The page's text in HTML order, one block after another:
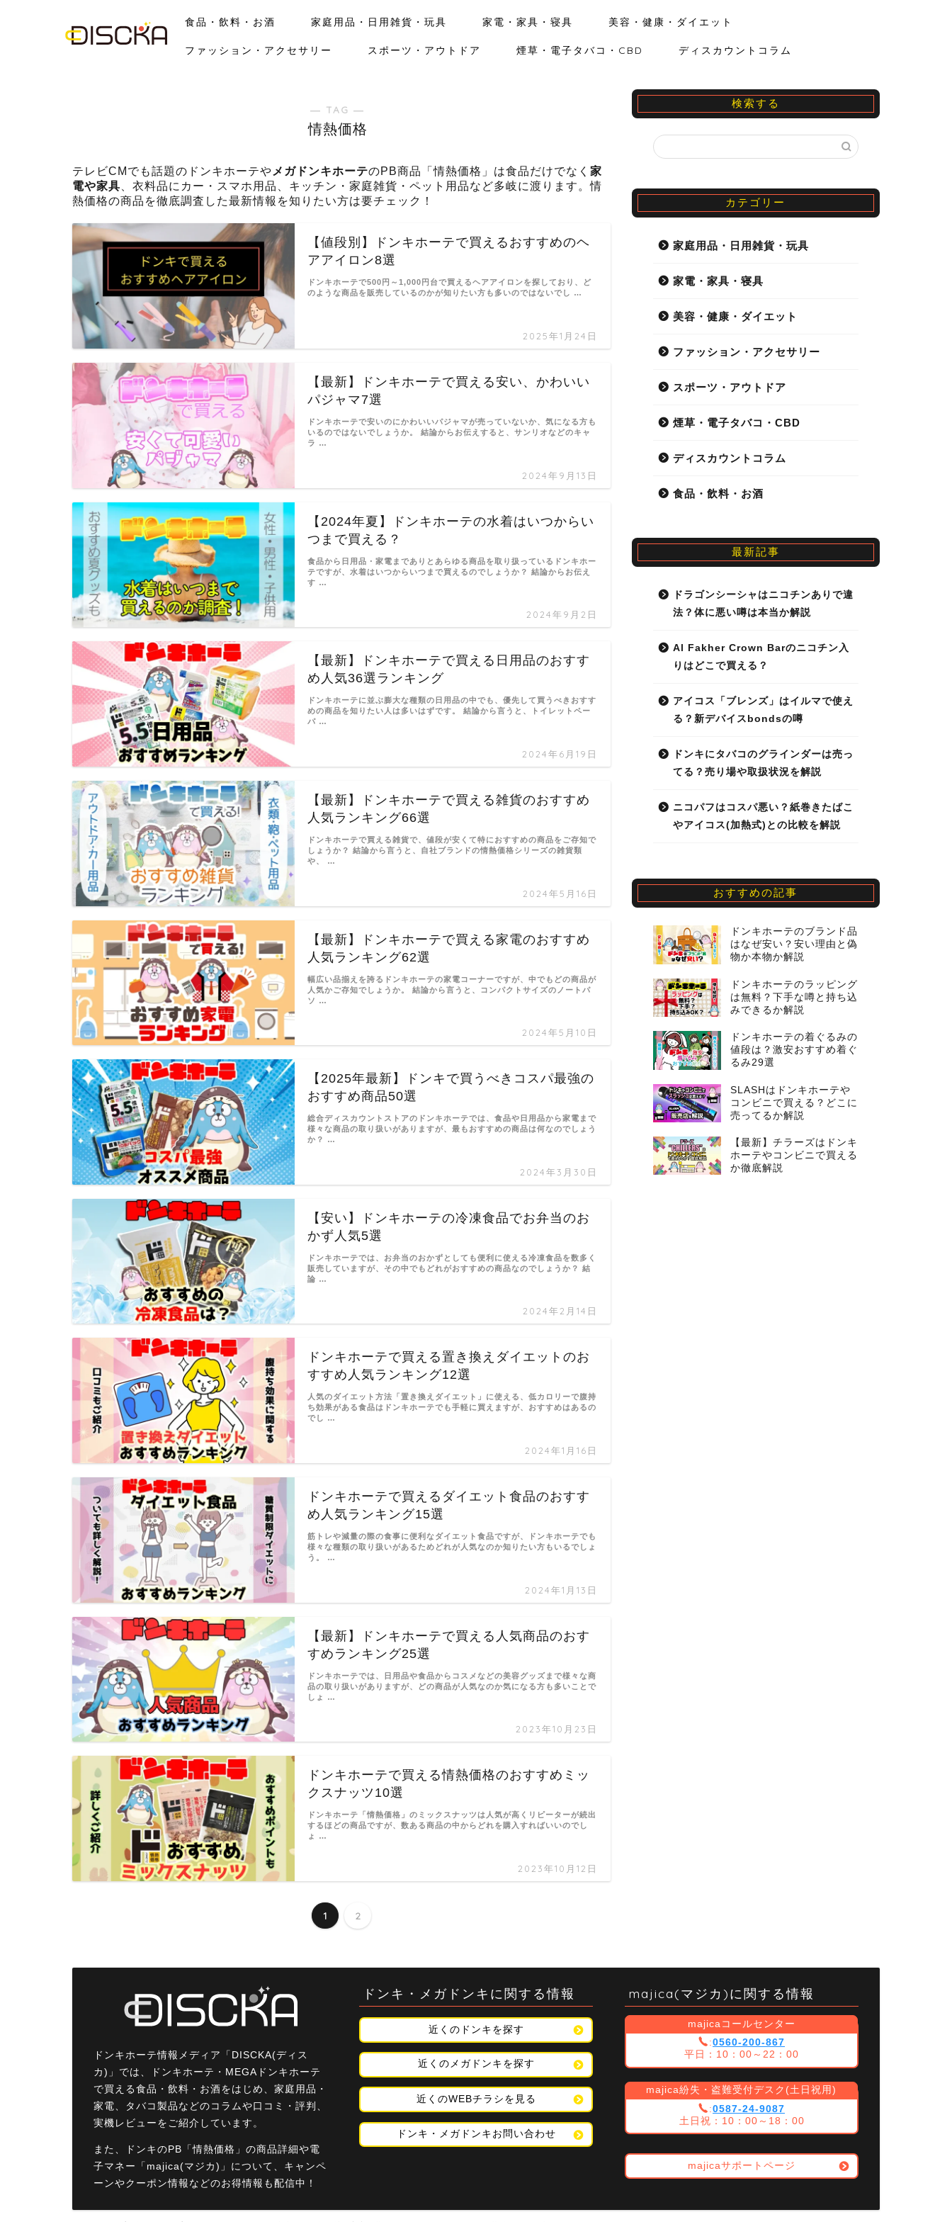
食品・飲料・お酒 家庭用品・日用雑貨・玩具 家電・家具・寝具 美容・健康・ダイエット
ファッション・アクセサリー スポーツ・アウトドア 煙草・電子タバコ・CBD ディスカウントコラム
― TAG ―
情熱価格
テレビCMでも話題のドンキホーテやメガドンキホーテのPB商品「情熱価格」は食品だけでなく 家
電や家具、衣料品にカー・スマホ用品、キッチン・家庭雑貨・ペット用品など多岐に渡ります。情
熱価格の商品を徹底調査した最新情報を知りたい方は要チェック！
【値段別】ドンキホーテで買えるおすすめのヘ
アアイロン8選
2025年1月24日
ドンキホーテで500円～1,000円台で買えるヘアアイロンを探しており、ど
のような商品を販売しているのかが知りたい方も多いのではないでし …
【最新】ドンキホーテで買える安い、かわいい
パジャマ7選
2024年9月13日
ドンキホーテで安いのにかわいいパジャマが売っていないか、気になる方も
いるのではないでしょうか。 結論からお伝えすると、サンリオなどのキャ
ラ …
【2024年夏】ドンキホーテの水着はいつからい
つまで買える？
2024年9月2日
食品から日用品・家電までありとあらゆる商品を取り扱っているドンキホー
テですが、水着はいつからいつまで買えるのでしょうか？ 結論からお伝え
す …
【最新】ドンキホーテで買える日用品のおすす
め人気36選ランキング
2024年6月19日
ドンキホーテに並ぶ膨大な種類の日用品の中でも、優先して買うべきおすす
めの商品を知りたい人は多いはずです。 結論から言うと、トイレットペー
パ …
【最新】ドンキホーテで買える雑貨のおすすめ
人気ランキング66選
2024年5月16日
ドンキホーテで買える雑貨で、値段が安くて特におすすめの商品をご存知で
しょうか？ 結論から言うと、自社ブランドの情熱価格シリーズの雑貨類
や、 …
【最新】ドンキホーテで買える家電のおすすめ
人気ランキング62選
2024年5月10日
幅広い品揃えを誇るドンキホーテの家電コーナーですが、中でもどの商品が
人気かご存知でしょうか。 結論から言うと、コンパクトサイズのノートパ
ソ …
【2025年最新】ドンキで買うべきコスパ最強の
おすすめ商品50選
2024年3月30日
総合ディスカウントストアのドンキホーテでは、食品や日用品から家電まで
様々な商品の取り扱いがありますが、最もおすすめの商品は何なのでしょう
か？ …
【安い】ドンキホーテの冷凍食品でお弁当のお
かず人気5選
2024年2月14日
ドンキホーテでは、お弁当のおかずとしても便利に使える冷凍食品を数多く
販売していますが、その中でもどれがおすすめの商品なのでしょうか？ 結
論 …
ドンキホーテで買える置き換えダイエットのお
すすめ人気ランキング12選
2024年1月16日
人気のダイエット方法「置き換えダイエット」に使える、低カロリーで腹持
ち効果がある食品はドンキホーテでも手軽に買えますが、おすすめはあるの
でし …
ドンキホーテで買えるダイエット食品のおすす
め人気ランキング15選
2024年1月13日
筋トレや減量の際の食事に便利なダイエット食品ですが、ドンキホーテでも
様々な種類の取り扱いがあるためどれが人気なのか知りたい方もいるでしょ
う。 …
【最新】ドンキホーテで買える人気商品のおす
すめランキング25選
2023年10月23日
ドンキホーテでは、日用品や食品からコスメなどの美容グッズまで様々な商
品の取り扱いがありますが、どの商品が人気なのか気になる方も多いことで
しょ …
ドンキホーテで買える情熱価格のおすすめミッ
クスナッツ10選
2023年10月12日
ドンキホーテ「情熱価格」のミックスナッツは人気が高くリピーターが続出
するほどの商品ですが、数ある商品の中からどれを購入すればいいのでし
ょ …
1 2
検索する
カテゴリー
家庭用品・日用雑貨・玩具
家電・家具・寝具
美容・健康・ダイエット
ファッション・アクセサリー
スポーツ・アウトドア
煙草・電子タバコ・CBD
ディスカウントコラム
食品・飲料・お酒
最新記事
ドラゴンシーシャはニコチンありで違
法？体に悪い噂は本当か解説
Al Fakher Crown Barのニコチン入
りはどこで買える？
アイコス「ブレンズ」はイルマで使え
る？新デバイスbondsの噂
ドンキにタバコのグラインダーは売っ
てる？売り場や取扱状況を解説
ニコパフはコスパ悪い？紙巻きたばこ
やアイコス(加熱式)との比較を解説
おすすめの記事
ドンキホーテのブランド品
はなぜ安い？安い理由と偽
物か本物か解説
ドンキホーテのラッピング
は無料？下手な噂と持ち込
みできるか解説
ドンキホーテの着ぐるみの
値段は？激安おすすめ着ぐ
るみ29選
SLASHはドンキホーテや
コンビニで買える？どこに
売ってるか解説
【最新】チラーズはドンキ
ホーテやコンビニで買える
か徹底解説
ドンキホーテ情報メディア「DISCKA(ディス
カ)」では、ドンキホーテ・MEGAドンキホーテ
で買える食品・飲料・お酒をはじめ、家庭用品・
家電、タバコ製品などのコラムや口コミ・評判、
実機レビューをご紹介しています。
また、ドンキのPB「情熱価格」の商品詳細や電
子マネー「majica(マジカ)」について、キャンペ
ーンやクーポン情報などのお得情報も配信中！
ドンキ・メガドンキに関する情報
近くのドンキを探す
近くのメガドンキを探す
近くのWEBチラシを見る
ドンキ・メガドンキお問い合わせ
majica(マジカ)に関する情報
majicaコールセンター
0560-200-867
平日：10：00～22：00
majica紛失・盗難受付デスク(土日祝用)
0587-24-9087
土日祝：10：00～18：00
majicaサポートページ